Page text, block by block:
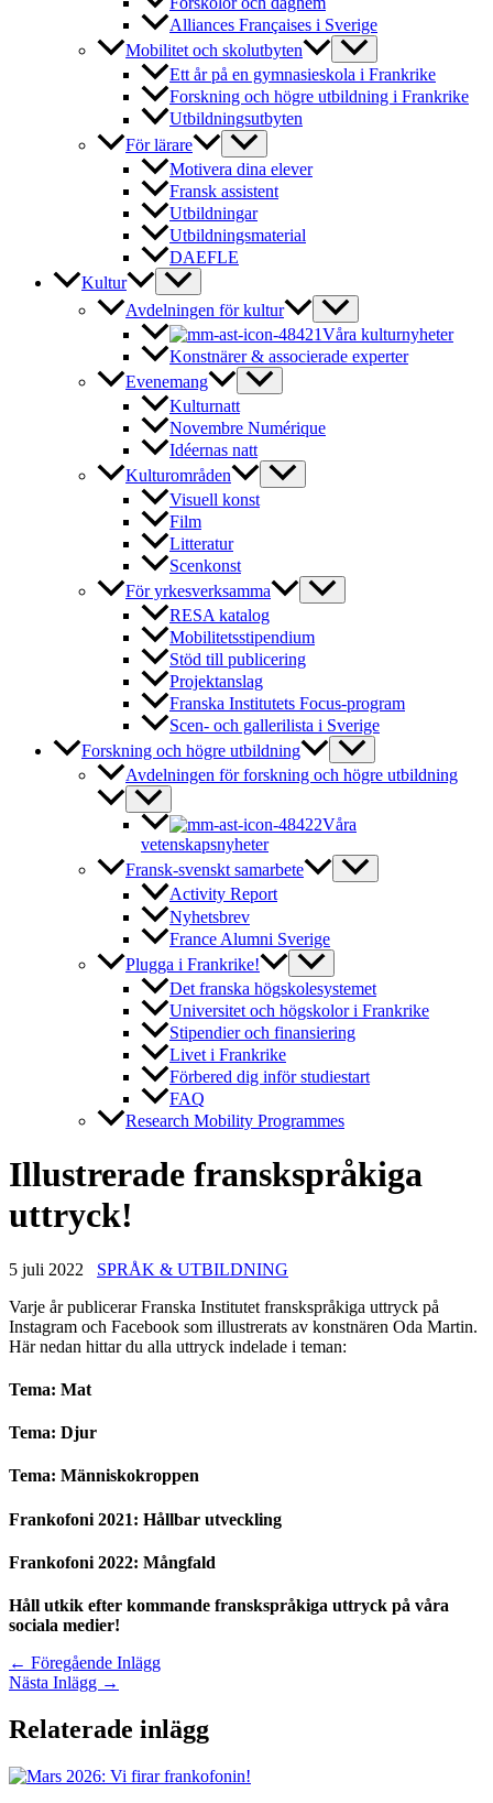
Alliances Françaises i Sverige
Mobilitet och skolutbyten
Ett år på en gymnasieskola i Frankrike
Forskning och högre utbildning i Frankrike
Utbildningsutbyten
För lärare
Motivera dina elever
Fransk assistent
Utbildningar
Utbildningsmaterial
DAEFLE
Kultur
Avdelningen för kultur
Våra kulturnyheter
Konstnärer & associerade experter
Evenemang
Kulturnatt
Novembre Numérique
Idéernas natt
Kulturområden
Visuell konst
Film
Litteratur
Scenkonst
För yrkesverksamma
RESA katalog
Mobilitetsstipendium
Stöd till publicering
Projektanslag
Franska Institutets Focus-program
Scen- och gallerilista i Sverige
Forskning och högre utbildning
Avdelningen för forskning och högre utbildning
Våra
vetenskapsnyheter
Fransk-svenskt samarbete
Activity Report
Nyhetsbrev
France Alumni Sverige
Plugga i Frankrike!
Det franska högskolesystemet
Universitet och högskolor i Frankrike
Stipendier och finansiering
Livet i Frankrike
Förbered dig inför studiestart
FAQ
Research Mobility Programmes
Illustrerade franskspråkiga
uttryck!
5 juli 2022
SPRÅK & UTBILDNING
Varje år publicerar Franska Institutet franskspråkiga uttryck på
Instagram och Facebook som illustrerats av konstnären Oda Martin.
Här nedan hittar du alla uttryck indelade i teman:
Tema: Mat
Tema: Djur
Tema: Människokroppen
Frankofoni 2021: Hållbar utveckling
Frankofoni 2022: Mångfald
Håll utkik efter kommande franskspråkiga uttryck på våra
sociala medier!
← Föregående Inlägg
Nästa Inlägg →
Relaterade inlägg